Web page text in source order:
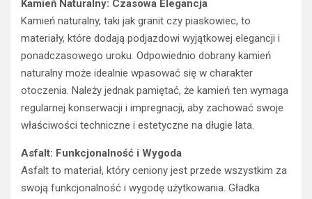
Kamień Naturalny: Czasowa Elegancja
Kamień naturalny, taki jak granit czy piaskowiec, to
materiały, które dodają podjazdowi wyjątkowej elegancji i
ponadczasowego uroku. Odpowiednio dobrany kamień
naturalny może idealnie wpasować się w charakter
otoczenia. Należy jednak pamiętać, że kamień ten wymaga
regularnej konserwacji i impregnacji, aby zachować swoje
właściwości techniczne i estetyczne na długie lata.
Asfalt: Funkcjonalność i Wygoda
Asfalt to materiał, który ceniony jest przede wszystkim za
swoją funkcjonalność i wygodę użytkowania. Gładka